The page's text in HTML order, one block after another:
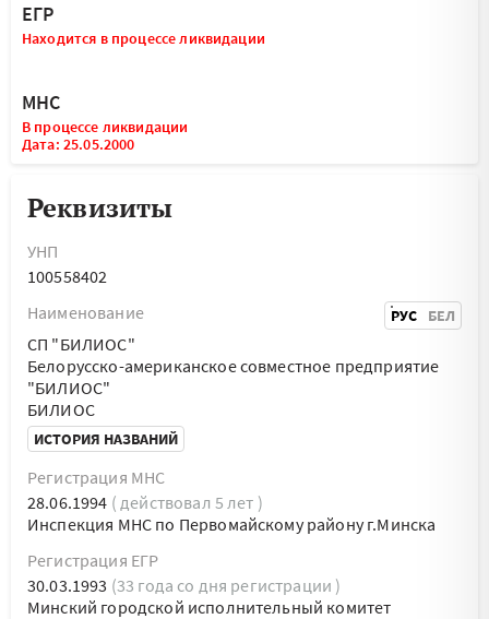
ЕГР
Находится в процессе ликвидации
МНС
В процессе ликвидации
Дата: 25.05.2000
Реквизиты
УНП
100558402
Наименование
РУС БЕЛ
СП "БИЛИОС"
Белорусско-американское совместное предприятие
"БИЛИОС"
БИЛИОС
ИСТОРИЯ НАЗВАНИЙ
Регистрация МНС
28.06.1994 ( действовал 5 лет )
Инспекция МНС по Первомайскому району г.Минска
Регистрация ЕГР
30.03.1993 (33 года со дня регистрации )
Минский городской исполнительный комитет